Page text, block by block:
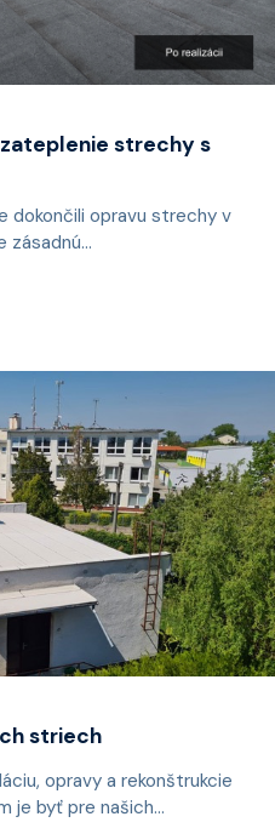
strechy s
dokončili opravu strechy v
zásadnú...
striech
opravy a rekonštrukcie
je byť pre našich...